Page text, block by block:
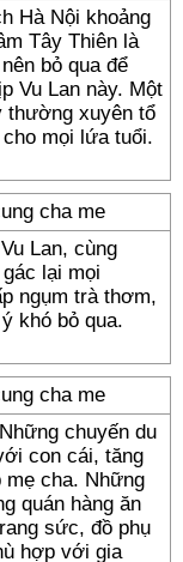
Hà Nội khoảng
Tây Thiên là
bỏ qua để
Vu Lan này. Một
thường xuyên tổ
mọi lứa tuổi.
Lan, cùng
lại mọi
ngụm trà thơm,
khó bỏ qua.
chuyến du
con cái, tăng
mẹ cha. Những
quán hàng ăn
sức, đồ phụ
hợp với gia